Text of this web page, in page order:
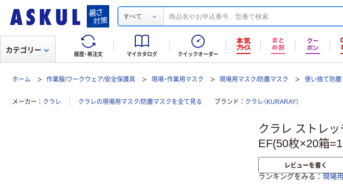
すべて
履歴・再注文 マイカタログ クイックオーダー
カテゴリー
ホーム 作業服/ワークウェア/安全保護具 現場・作業用マスク 現場用マスク/防塵マスク 使い捨て防
メーカー クラレ クラレの現場用マスク/防塵マスクを全て見る ブランド クラレ（KURARAY）
クラレ ストレ
EF(50枚×20箱
レビューを書く
ランキングをみる 現場